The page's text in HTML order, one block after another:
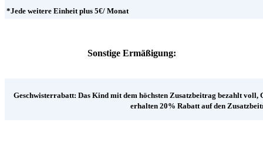
*Jede weitere Einheit plus 5€/ Monat
Sonstige Ermäßigung:
Geschwisterrabatt: Das Kind mit dem höchsten Zusatzbeitrag bezahlt
erhalten 20% Rabatt auf den